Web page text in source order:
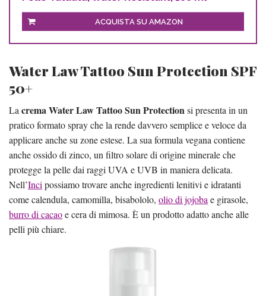
ACQUISTA SU AMAZON
Water Law Tattoo Sun Protection SPF
50+
Lacrema Water Law Tattoo Sun Protectionsi presenta in un
pratico formato spray che la rende davvero semplice e veloce da
applicare anche su zone estese. La sua formula vegana contiene
anche ossido di zinco, un filtro solare di origine minerale che
protegge la pelle dai raggi UVA e UVB in maniera delicata.
Nell’Incipossiamo trovare anche ingredienti lenitivi e idratanti
come calendula, camomilla, bisabololo, olio di jojobae girasole,
burro di cacaoe cera di mimosa. È un prodotto adatto anche alle
pelli più chiare.